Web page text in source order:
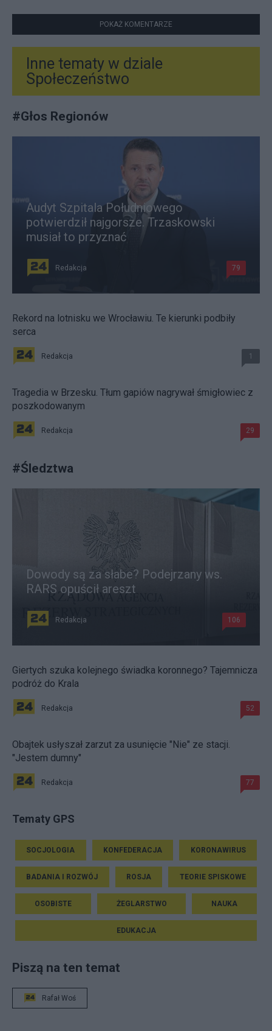
POKAŻ KOMENTARZE
Inne tematy w dziale
Społeczeństwo
#Głos Regionów
Audyt Szpitala Południowego
potwierdził najgorsze. Trzaskowski
musiał to przyznać
Redakcja 79
Rekord na lotnisku we Wrocławiu. Te kierunki podbiły
serca
Redakcja 1
Tragedia w Brzesku. Tłum gapiów nagrywał śmigłowiec z
poszkodowanym
Redakcja 29
#Śledztwa
Dowody są za słabe? Podejrzany ws.
RARS opuścił areszt
Redakcja 106
Giertych szuka kolejnego świadka koronnego? Tajemnicza
podróż do Krala
Redakcja 52
Obajtek usłyszał zarzut za usunięcie "Nie" ze stacji.
"Jestem dumny"
Redakcja 77
Tematy GPS
SOCJOLOGIA KONFEDERACJA KORONAWIRUS
BADANIA I ROZWÓJ ROSJA TEORIE SPISKOWE
OSOBISTE ŻEGLARSTWO NAUKA
EDUKACJA
Piszą na ten temat
Rafał Woś